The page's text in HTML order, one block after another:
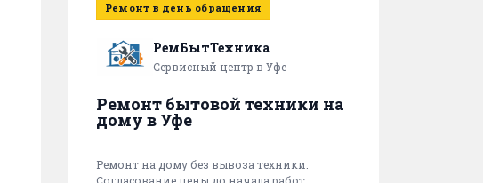
Ремонт в день обращения
РемБытТехника
Сервисный центр в Уфе
Ремонт бытовой техники на
дому в Уфе
Ремонт на дому без вывоза техники.